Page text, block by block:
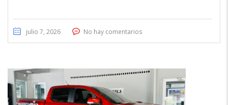
julio 7, 2026 No hay comentarios